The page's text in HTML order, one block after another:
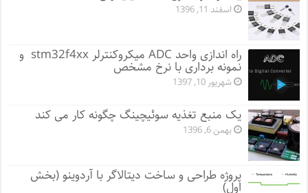
اسفند 11, 1396
راه اندازی واحد ADC میکروکنترلر stm32f4xx و
نمونه برداری با نرخ مشخص
شهریور 10, 1397
یک منبع تغذیه سوئیچینگ چگونه کار می کند
بهمن 6, 1396
پروژه طراحی و ساخت دیتالاگر با آردوینو (بخش
اول)